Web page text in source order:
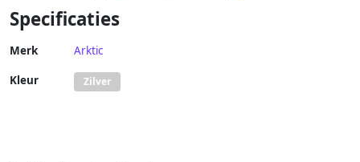
Specificaties
Merk Arktic
Kleur Zilver